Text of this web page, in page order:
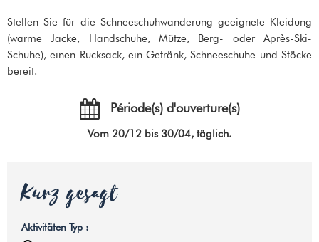
Stellen Sie für die Schneeschuhwanderung geeignete Kleidung
(warme Jacke, Handschuhe, Mütze, Berg- oder Après-Ski-
Schuhe), einen Rucksack, ein Getränk, Schneeschuhe und Stöcke
bereit.
Période(s) d'ouverture(s)
Vom 20/12 bis 30/04, täglich.
Kurz gesagt
Aktivitäten Typ :